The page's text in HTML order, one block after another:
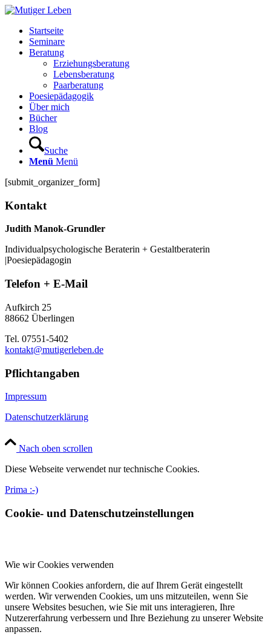
Startseite
Seminare
Beratung
Erziehungsberatung
Lebensberatung
Paarberatung
Poesiepädagogik
Über mich
Bücher
Blog
Suche
Menü Menü
[submit_organizer_form]
Kontakt
Judith Manok-Grundler
Individualpsychologische Beraterin + Gestaltberaterin
|Poesiepädagogin
Telefon + E-Mail
Aufkirch 25
88662 Überlingen
Tel. 07551-5402
kontakt@mutigerleben.de
Pflichtangaben
Impressum
Datenschutzerklärung
Nach oben scrollen
Diese Webseite verwendet nur technische Cookies.
Prima :-)
Cookie- und Datenschutzeinstellungen
Wie wir Cookies verwenden
Wir können Cookies anfordern, die auf Ihrem Gerät eingestellt
werden. Wir verwenden Cookies, um uns mitzuteilen, wenn Sie
unsere Websites besuchen, wie Sie mit uns interagieren, Ihre
Nutzererfahrung verbessern und Ihre Beziehung zu unserer Website
anpassen.